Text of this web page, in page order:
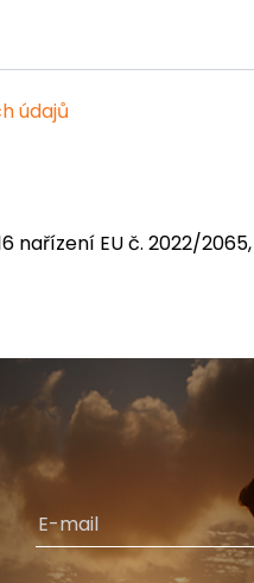
údajů
nařízení EU č. 2022/